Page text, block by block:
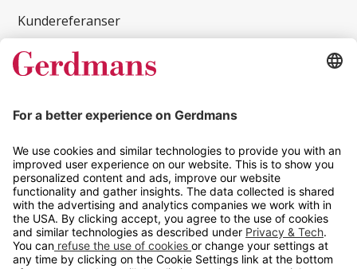
Kundereferanser
Magasin
Tips og guider
Kontakt
info@gerdmans.no
67 80 56 20
Åpningstid
Hverdager 08:00-16:00